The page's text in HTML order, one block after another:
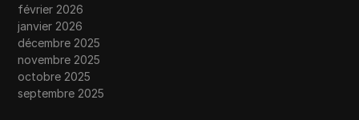
36
Pi Network 100% Coin Unlock For Second
Migration - Verify Your Pi Wallet
37
Proxyium Review 2025: Benefits,
Alternatives, and How to Use It Safely
février 2026
janvier 2026
décembre 2025
novembre 2025
octobre 2025
septembre 2025